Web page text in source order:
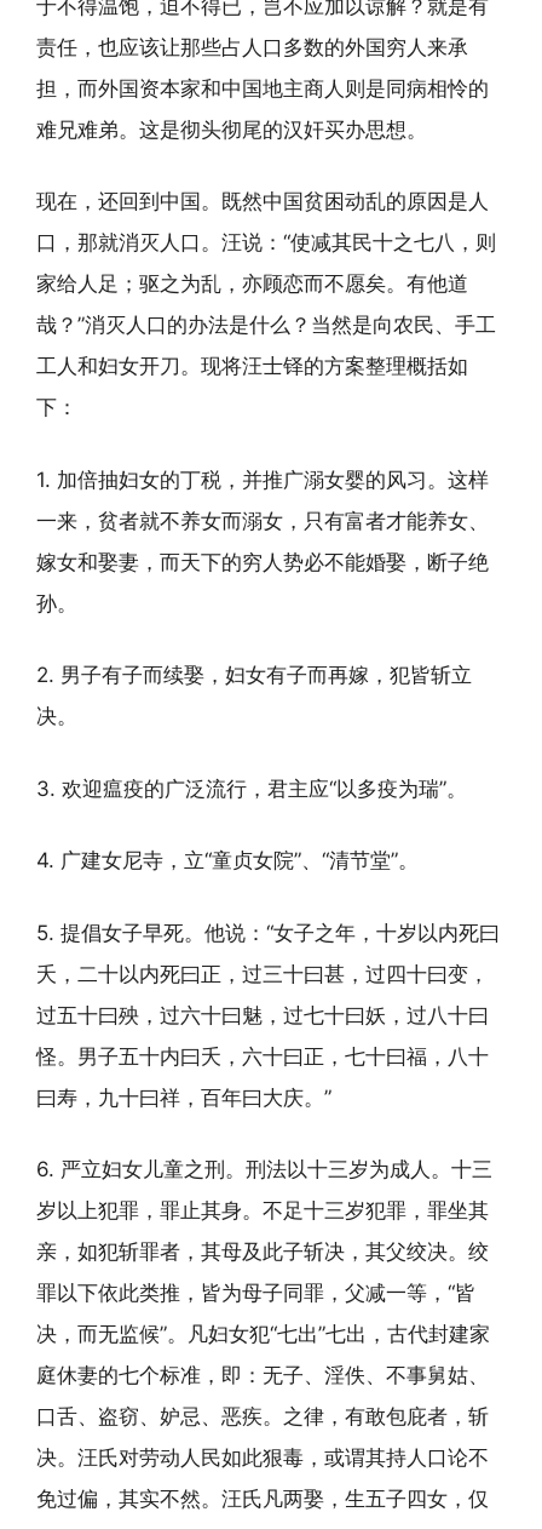
于不得温饱，迫不得已，岂不应加以谅解？就是有
责任，也应该让那些占人口多数的外国穷人来承
担，而外国资本家和中国地主商人则是同病相怜的
难兄难弟。这是彻头彻尾的汉奸买办思想。
现在，还回到中国。既然中国贫困动乱的原因是人
口，那就消灭人口。汪说：“使减其民十之七八，则
家给人足；驱之为乱，亦顾恋而不愿矣。有他道
哉？”消灭人口的办法是什么？当然是向农民、手工
工人和妇女开刀。现将汪士铎的方案整理概括如
下：
1. 加倍抽妇女的丁税，并推广溺女婴的风习。这样
一来，贫者就不养女而溺女，只有富者才能养女、
嫁女和娶妻，而天下的穷人势必不能婚娶，断子绝
孙。
2. 男子有子而续娶，妇女有子而再嫁，犯皆斩立
决。
3. 欢迎瘟疫的广泛流行，君主应“以多疫为瑞”。
4. 广建女尼寺，立“童贞女院”、“清节堂”。
5. 提倡女子早死。他说：“女子之年，十岁以内死曰
夭，二十以内死曰正，过三十曰甚，过四十曰变，
过五十曰殃，过六十曰魅，过七十曰妖，过八十曰
怪。男子五十内曰夭，六十曰正，七十曰福，八十
曰寿，九十曰祥，百年曰大庆。”
6. 严立妇女儿童之刑。刑法以十三岁为成人。十三
岁以上犯罪，罪止其身。不足十三岁犯罪，罪坐其
亲，如犯斩罪者，其母及此子斩决，其父绞决。绞
罪以下依此类推，皆为母子同罪，父减一等，“皆
决，而无监候”。凡妇女犯“七出”七出，古代封建家
庭休妻的七个标准，即：无子、淫佚、不事舅姑、
口舌、盗窃、妒忌、恶疾。之律，有敢包庇者，斩
决。汪氏对劳动人民如此狠毒，或谓其持人口论不
免过偏，其实不然。汪氏凡两娶，生五子四女，仅